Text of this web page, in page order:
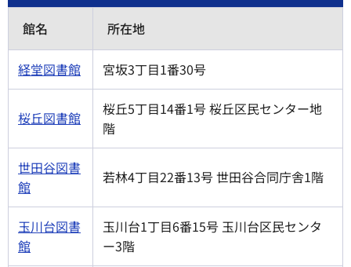
館名 所在地
経堂図書館 宮坂3丁目1番30号
桜丘図書館
桜丘5丁目14番1号 桜丘区民センター地
階
世田谷図書
館
若林4丁目22番13号 世田谷合同庁舎1階
玉川台図書
館
玉川台1丁目6番15号 玉川台区民センタ
ー3階